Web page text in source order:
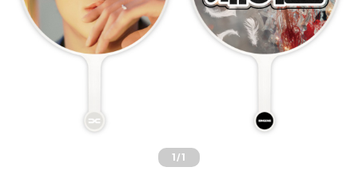
1/1